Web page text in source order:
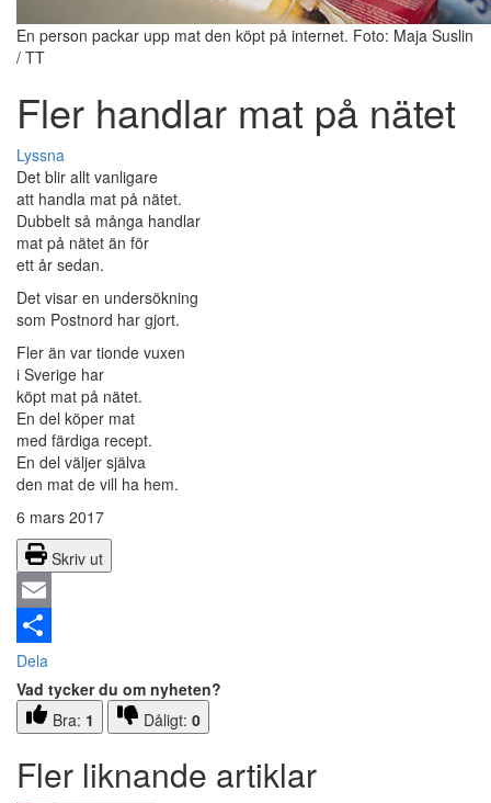
En person packar upp mat den köpt på internet. Foto: Maja Suslin
/ TT
Fler handlar mat på nätet
Lyssna
Det blir allt vanligare
att handla mat på nätet.
Dubbelt så många handlar
mat på nätet än för
ett år sedan.
Det visar en undersökning
som Postnord har gjort.
Fler än var tionde vuxen
i Sverige har
köpt mat på nätet.
En del köper mat
med färdiga recept.
En del väljer själva
den mat de vill ha hem.
6 mars 2017
Skriv ut
Email
Dela
Vad tycker du om nyheten?
Bra: 1 Dåligt: 0
Fler liknande artiklar